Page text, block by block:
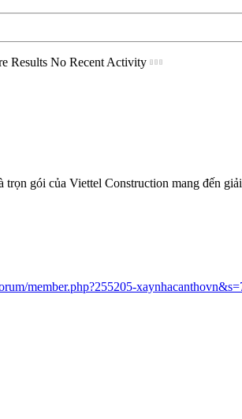
Results No Recent Activity
trọn gói của Viettel Construction mang đến
member.php?255205-